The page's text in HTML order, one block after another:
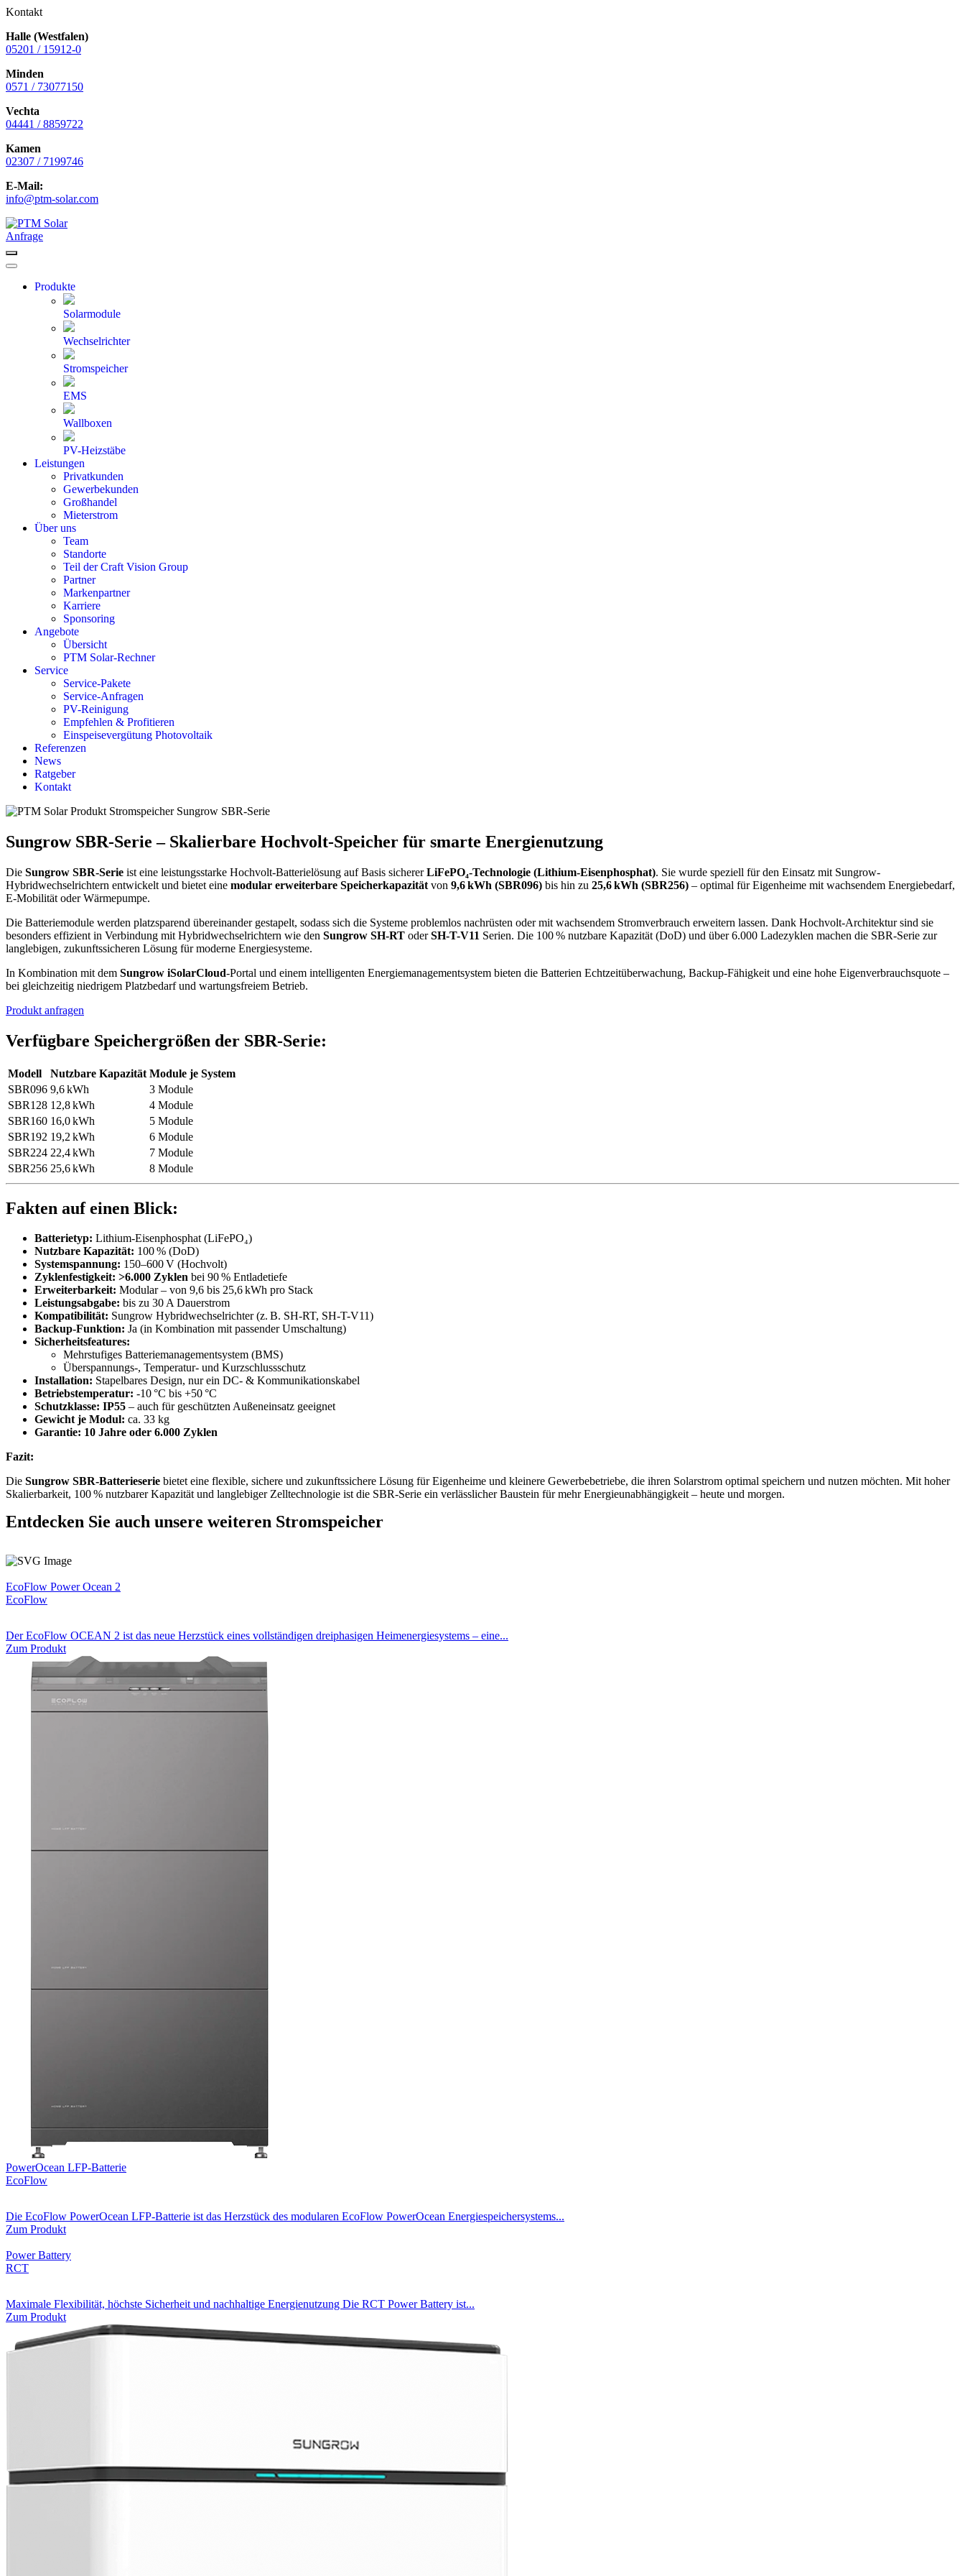
Kontakt
Halle (Westfalen)
05201 / 15912-0
Minden
0571 / 73077150
Vechta
04441 / 8859722
Kamen
02307 / 7199746
E-Mail:
info@ptm-solar.com
Zum
Inhalt
springen
Anfrage
Menü
Menü
Produkte
Solarmodule
Wechselrichter
Stromspeicher
EMS
Wallboxen
PV-Heizstäbe
Leistungen
Privatkunden
Gewerbekunden
Großhandel
Mieterstrom
Über uns
Team
Standorte
Teil der Craft Vision Group
Partner
Markenpartner
Karriere
Sponsoring
Angebote
Übersicht
PTM Solar-Rechner
Service
Service-Pakete
Service-Anfragen
PV-Reinigung
Empfehlen & Profitieren
Einspeisevergütung Photovoltaik
Referenzen
News
Ratgeber
Kontakt
Sungrow SBR-Serie – Skalierbare Hochvolt-Speicher für smarte Energienutzung
Die Sungrow SBR-Serie ist eine leistungsstarke Hochvolt-Batterielösung auf Basis sichererLiFePO₄-Technologie (Lithium-Eisenphosphat). Sie wurde speziell für den Einsatz mit Sungrow-
Hybridwechselrichtern entwickelt und bietet eine modular erweiterbare Speicherkapazität von 9,6 kWh (SBR096) bis hin zu 25,6 kWh (SBR256) – optimal für Eigenheime mit wachsendem Energiebedarf,
E-Mobilität oder Wärmepumpe.
Die Batteriemodule werden platzsparend übereinander gestapelt, sodass sich die Systeme problemlos nachrüsten oder mit wachsendem Stromverbrauch erweitern lassen. Dank Hochvolt-Architektur sind sie
besonders effizient in Verbindung mit Hybridwechselrichtern wie den Sungrow SH-RT oderSH-T-V11 Serien. Die 100 % nutzbare Kapazität (DoD) und über 6.000 Ladezyklen machen die SBR-Serie zur
langlebigen, zukunftssicheren Lösung für moderne Energiesysteme.
In Kombination mit dem Sungrow iSolarCloud-Portal und einem intelligenten Energiemanagementsystem bieten die Batterien Echtzeitüberwachung, Backup-Fähigkeit und eine hohe Eigenverbrauchsquote –
bei gleichzeitig niedrigem Platzbedarf und wartungsfreiem Betrieb.
Produkt anfragen
Verfügbare Speichergrößen der SBR-Serie:
Modell Nutzbare Kapazität Module je System
SBR096 9,6 kWh
3 Module
SBR128 12,8 kWh
4 Module
SBR160 16,0 kWh
5 Module
SBR192 19,2 kWh
6 Module
SBR224 22,4 kWh
7 Module
SBR256 25,6 kWh 8 Module
Fakten auf einen Blick:
Batterietyp: Lithium-Eisenphosphat (LiFePO₄)
Nutzbare Kapazität: 100 % (DoD)
Systemspannung: 150–600 V (Hochvolt)
Zyklenfestigkeit: >6.000 Zyklen bei 90 % Entladetiefe
Erweiterbarkeit: Modular – von 9,6 bis 25,6 kWh pro Stack
Leistungsabgabe: bis zu 30 A Dauerstrom
Kompatibilität: Sungrow Hybridwechselrichter (z. B. SH-RT, SH-T-V11)
Backup-Funktion: Ja (in Kombination mit passender Umschaltung)
Sicherheitsfeatures:
Mehrstufiges Batteriemanagementsystem (BMS)
Überspannungs-, Temperatur- und Kurzschlussschutz
Installation: Stapelbares Design, nur ein DC- & Kommunikationskabel
Betriebstemperatur: -10 °C bis +50 °C
Schutzklasse: IP55 – auch für geschützten Außeneinsatz geeignet
Gewicht je Modul: ca. 33 kg
Garantie: 10 Jahre oder 6.000 Zyklen
Fazit:
Die Sungrow SBR-Batterieserie bietet eine flexible, sichere und zukunftssichere Lösung für Eigenheime und kleinere Gewerbebetriebe, die ihren Solarstrom optimal speichern und nutzen möchten. Mit hoher
Skalierbarkeit, 100 % nutzbarer Kapazität und langlebiger Zelltechnologie ist die SBR-Serie ein verlässlicher Baustein für mehr Energieunabhängigkeit – heute und morgen.
Entdecken Sie auch unsere weiteren Stromspeicher
EcoFlow
EcoFlow Power Ocean 2
Der EcoFlow OCEAN 2 ist das neue Herzstück eines vollständigen dreiphasigen Heimenergiesystems – eine...
Zum Produkt
EcoFlow
PowerOcean LFP-Batterie
Die EcoFlow PowerOcean LFP-Batterie ist das Herzstück des modularen EcoFlow PowerOcean Energiespeichersystems...
Zum Produkt
RCT
Power Battery
Maximale Flexibilität, höchste Sicherheit und nachhaltige Energienutzung Die RCT Power Battery ist...
Zum Produkt